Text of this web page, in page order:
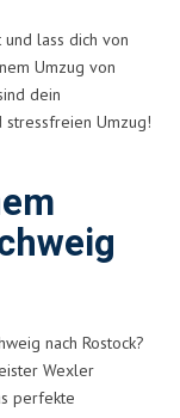
lass dich von
Umzug von
dein
Umzug!
nach Rostock?
Wexler
perfekte